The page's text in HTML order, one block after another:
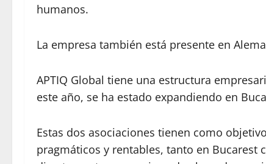
humanos.
La empresa también está presente en
APTIQ Global tiene una estructura
este año, se ha estado expandiendo en
Estas dos asociaciones tienen como
pragmáticos y rentables, tanto en Bucarest